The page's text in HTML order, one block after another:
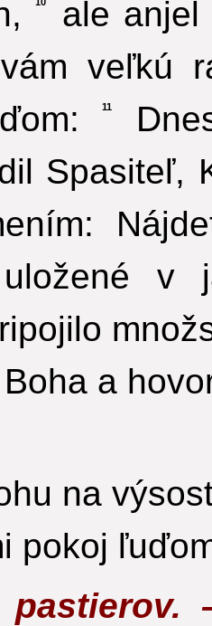
ale anjel
veľkú
11
Spasiteľ,
v
a
na
pokoj